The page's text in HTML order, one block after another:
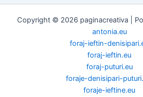
Copyright © 2026 paginacreativa |
antonia.eu
foraj-ieftin-
foraj-ieftin.eu
foraj-puturi.eu
foraje-denisipari-
foraje-ieftine.eu